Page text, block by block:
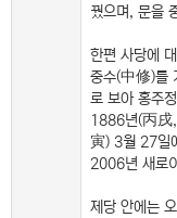
꿨으며, 문을
한편 사당에
중수(中修)를
로 보아 홍주
1886년(丙
寅) 3월 27일
2006년 새로
제당 안에는